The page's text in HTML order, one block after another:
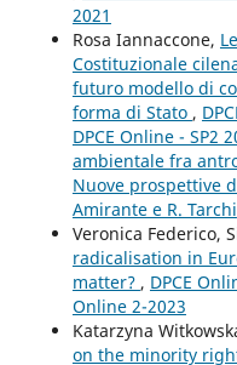
2021
Rosa Iannaccone,
Costituzionale
futuro modello di
forma di Stato ,
DPCE Online - SP2
ambientale fra
Nuove prospettive
Amirante e R. Tarchi
Veronica Federico,
radicalisation in
matter? , DPCE
Online 2-2023
Katarzyna
on the minority